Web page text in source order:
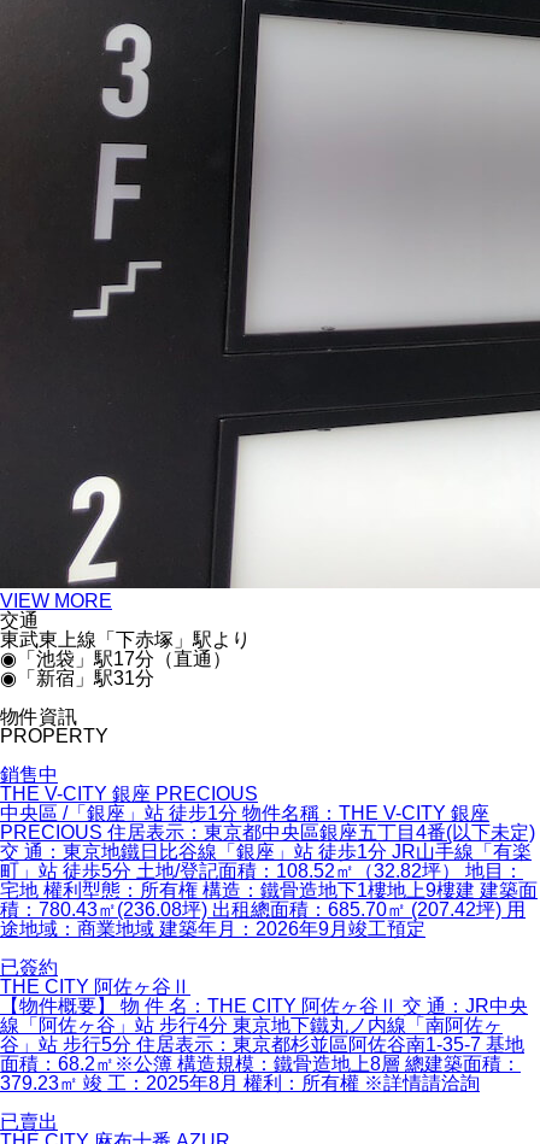
VIEW MORE
交通
東武東上線「下赤塚」駅より
◉「池袋」駅17分（直通）
◉「新宿」駅31分
物件資訊
PROPERTY
銷售中
THE V-CITY 銀座 PRECIOUS
中央區 /「銀座」站 徒步1分 物件名稱：THE V-CITY 銀座
PRECIOUS 住居表示：東京都中央區銀座五丁目4番(以下未定)
交 通：東京地鐵日比谷線「銀座」站 徒歩1分 JR山手線「有楽
町」站 徒歩5分 土地/登記面積：108.52㎡（32.82坪） 地目：
宅地 權利型態：所有権 構造：鐵骨造地下1樓地上9樓建 建築面
積：780.43㎡(236.08坪) 出租總面積：685.70㎡ (207.42坪) 用
途地域：商業地域 建築年月：2026年9月竣工預定
已簽約
THE CITY 阿佐ヶ谷Ⅱ
【物件概要】 物 件 名：THE CITY 阿佐ヶ谷Ⅱ 交 通：JR中央
線「阿佐ヶ谷」站 步行4分 東京地下鐵丸ノ内線「南阿佐ヶ
谷」站 步行5分 住居表示：東京都杉並區阿佐谷南1-35-7 基地
面積：68.2㎡※公簿 構造規模：鐵骨造地上8層 總建築面積：
379.23㎡ 竣 工：2025年8月 權利：所有權 ※詳情請洽詢
已賣出